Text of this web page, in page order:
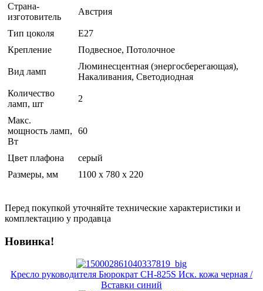
Страна-
изготовитель
Австрия
Тип цоколя
E27
Крепление
Подвесное, Потолочное
Вид ламп
Люминесцентная (энергосберегающая),
Накаливания, Светодиодная
Количество
ламп, шт
2
Макс.
мощность ламп,
Вт
60
Цвет плафона
серый
Размеры, мм
1100 x 780 x 220
Перед покупкой уточняйте технические характеристики и
комплектацию у продавца
Новинка!
Кресло руководителя Бюрократ CH-825S Иск. кожа черная /
Вставки синий